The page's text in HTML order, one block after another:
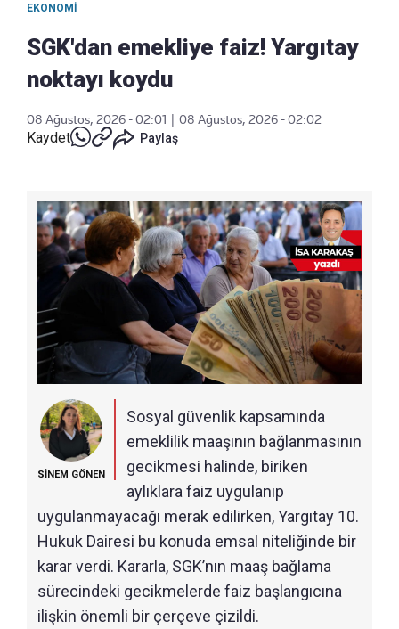
EKONOMI
SGK'dan emekliye faiz! Yargıtay
noktayı koydu
08 Ağustos, 2026 - 02:01 08 Ağustos, 2026 - 02:02
Kaydet Paylaş
SİNEM GÖNEN
Sosyal güvenlik kapsamında
emeklilik maaşının bağlanmasının
gecikmesi halinde, biriken
aylıklara faiz uygulanıp
uygulanmayacağı merak edilirken, Yargıtay 10.
Hukuk Dairesi bu konuda emsal niteliğinde bir
karar verdi. Kararla, SGK’nın maaş bağlama
sürecindeki gecikmelerde faiz başlangıcına
ilişkin önemli bir çerçeve çizildi.